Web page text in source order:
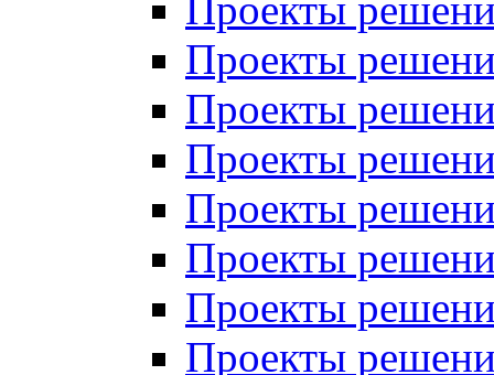
Проекты
Проекты
Проекты
Проекты
Проекты
Проекты
Проекты